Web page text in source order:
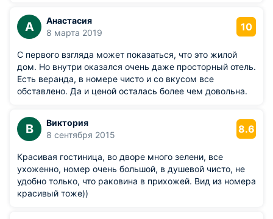
А
Анастасия
8 марта 2019
10
С первого взгляда может показаться, что это жилой
дом. Но внутри оказался очень даже просторный отель.
Есть веранда, в номере чисто и со вкусом все
обставлено. Да и ценой осталась более чем довольна.
В
Виктория
8 сентября 2015
8.6
Красивая гостиница, во дворе много зелени, все
ухоженно, номер очень большой, в душевой чисто, не
удобно только, что раковина в прихожей. Вид из номера
красивый тоже))